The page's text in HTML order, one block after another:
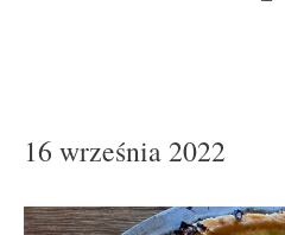
16 września 2022